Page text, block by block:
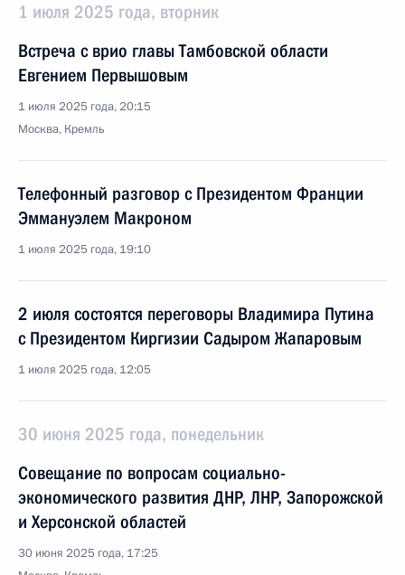
1 июля 2025 года, вторник
Встреча с врио главы Тамбовской области
Евгением Первышовым
1 июля 2025 года, 20:15
Москва, Кремль
Телефонный разговор с Президентом Франции
Эммануэлем Макроном
1 июля 2025 года, 19:10
2 июля состоятся переговоры Владимира Путина
с Президентом Киргизии Садыром Жапаровым
1 июля 2025 года, 12:05
30 июня 2025 года, понедельник
Совещание по вопросам социально-
экономического развития ДНР, ЛНР, Запорожской
и Херсонской областей
30 июня 2025 года, 17:25